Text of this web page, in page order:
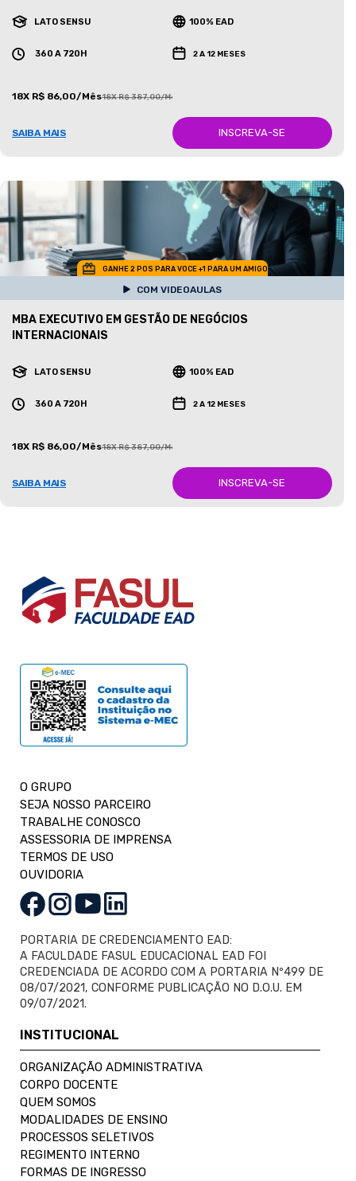
LATO SENSU 100% EAD
360 A 720H 2 A 12 MESES
18X R$ 86,00/Mês18X R$ 387,00/Mês
SAIBA MAIS INSCREVA-SE
GANHE 2 POS PARA VOCE +1 PARA UM AMIGO
COM VIDEOAULAS
MBA EXECUTIVO EM GESTÃO DE NEGÓCIOS
INTERNACIONAIS
LATO SENSU 100% EAD
360 A 720H 2 A 12 MESES
18X R$ 86,00/Mês18X R$ 387,00/Mês
SAIBA MAIS INSCREVA-SE
O GRUPO
SEJA NOSSO PARCEIRO
TRABALHE CONOSCO
ASSESSORIA DE IMPRENSA
TERMOS DE USO
OUVIDORIA
PORTARIA DE CREDENCIAMENTO EAD:
A FACULDADE FASUL EDUCACIONAL EAD FOI
CREDENCIADA DE ACORDO COM A PORTARIA Nº499 DE
08/07/2021, CONFORME PUBLICAÇÃO NO D.O.U. EM
09/07/2021.
INSTITUCIONAL
ORGANIZAÇÃO ADMINISTRATIVA
CORPO DOCENTE
QUEM SOMOS
MODALIDADES DE ENSINO
PROCESSOS SELETIVOS
REGIMENTO INTERNO
FORMAS DE INGRESSO